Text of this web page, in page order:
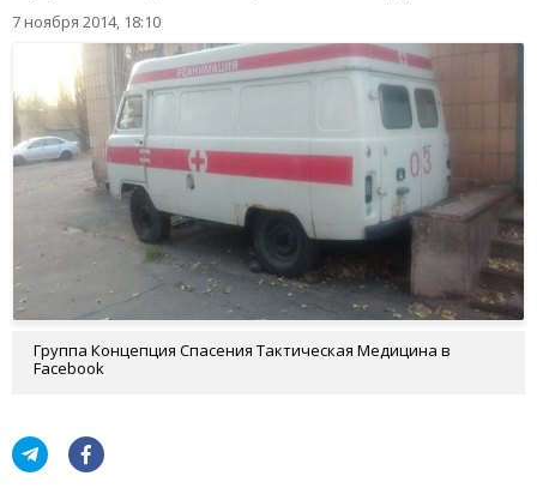
7 ноября 2014, 18:10
Группа Концепция Спасения Тактическая Медицина в
Facebook